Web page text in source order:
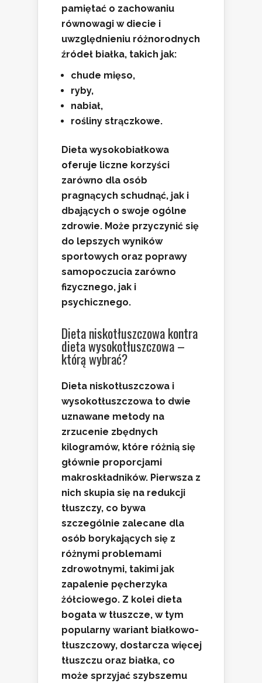
pamiętać o zachowaniu
równowagi w diecie i
uwzględnieniu różnorodnych
źródeł białka, takich jak:
chude mięso,
ryby,
nabiał,
rośliny strączkowe.
Dieta wysokobiałkowa
oferuje liczne korzyści
zarówno dla osób
pragnących schudnąć, jak i
dbających o swoje ogólne
zdrowie. Może przyczynić się
do lepszych wyników
sportowych oraz poprawy
samopoczucia zarówno
fizycznego, jak i
psychicznego.
Dieta niskotłuszczowa kontra
dieta wysokotłuszczowa –
którą wybrać?
Dieta niskotłuszczowa i
wysokotłuszczowa to dwie
uznawane metody na
zrzucenie zbędnych
kilogramów, które różnią się
głównie proporcjami
makroskładników. Pierwsza z
nich skupia się na redukcji
tłuszczy, co bywa
szczególnie zalecane dla
osób borykających się z
różnymi problemami
zdrowotnymi, takimi jak
zapalenie pęcherzyka
żółciowego. Z kolei dieta
bogata w tłuszcze, w tym
popularny wariant białkowo-
tłuszczowy, dostarcza więcej
tłuszczu oraz białka, co
może sprzyjać szybszemu